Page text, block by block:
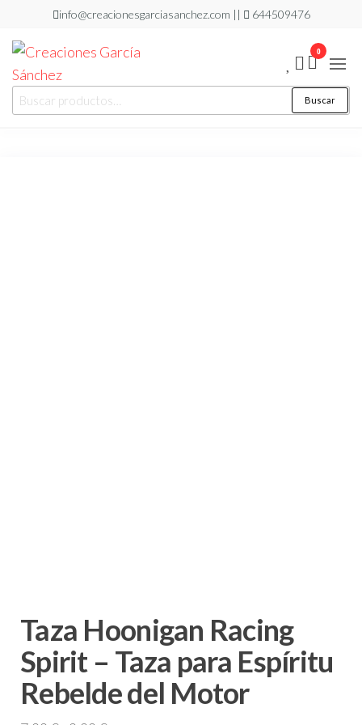
contenido
info@creacionesgarciasanchez.com || 644509476
Creaciones
García
regalos
personalizados
por:
Buscar
0
Taza Hoonigan Racing
Spirit – Taza para Espíritu
Rebelde del Motor